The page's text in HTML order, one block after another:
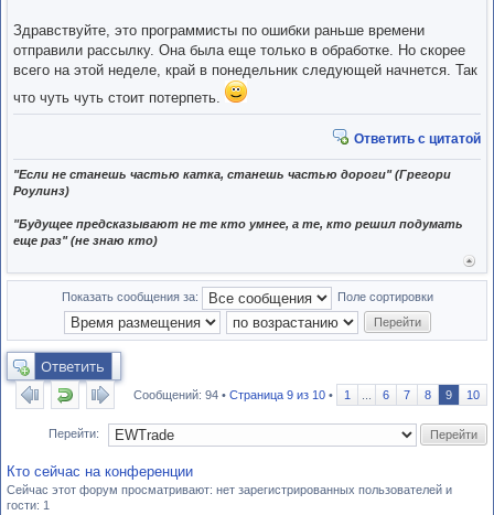
Здравствуйте, это программисты по ошибки раньше времени
отправили рассылку. Она была еще только в обработке. Но скорее
всего на этой неделе, край в понедельник следующей начнется. Так
что чуть чуть стоит потерпеть.
Ответить с цитатой
"Если не станешь частью катка, станешь частью дороги" (Грегори
Роулинз)
"Будущее предсказывают не те кто умнее, а те, кто решил подумать
еще раз" (не знаю кто)
к
Показать сообщения за: Поле сортировки
Ответить
Сообщений: 94 • Страница 9 из 10 • 1 6 7 8 9 10
Перейти:
Кто сейчас на конференции
Сейчас этот форум просматривают: нет зарегистрированных пользователей и
гости: 1